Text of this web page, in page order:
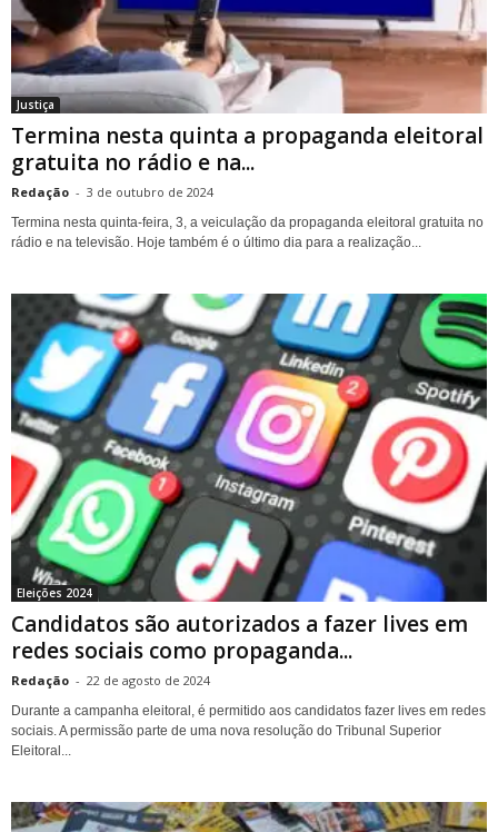
Justiça
Termina nesta quinta a propaganda eleitoral
gratuita no rádio e na...
Redação - 3 de outubro de 2024
Termina nesta quinta-feira, 3, a veiculação da propaganda eleitoral gratuita no
rádio e na televisão. Hoje também é o último dia para a realização...
Eleições 2024
Candidatos são autorizados a fazer lives em
redes sociais como propaganda...
Redação - 22 de agosto de 2024
Durante a campanha eleitoral, é permitido aos candidatos fazer lives em redes
sociais. A permissão parte de uma nova resolução do Tribunal Superior
Eleitoral...